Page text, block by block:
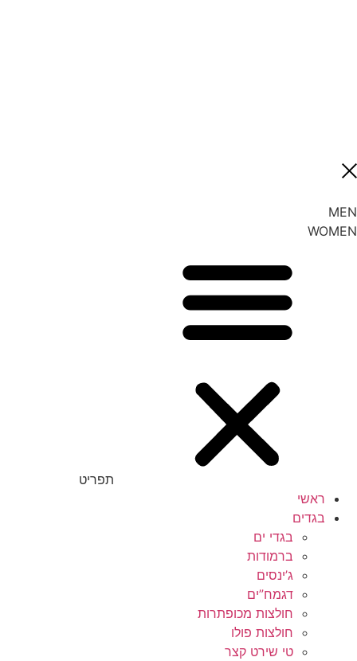
MEN
WOMEN
תפריט
ראשי
בגדים
בגדי ים
ברמודות
ג’ינסים
דגמח”ים
חולצות מכופתרות
חולצות פולו
טי שירט קצר